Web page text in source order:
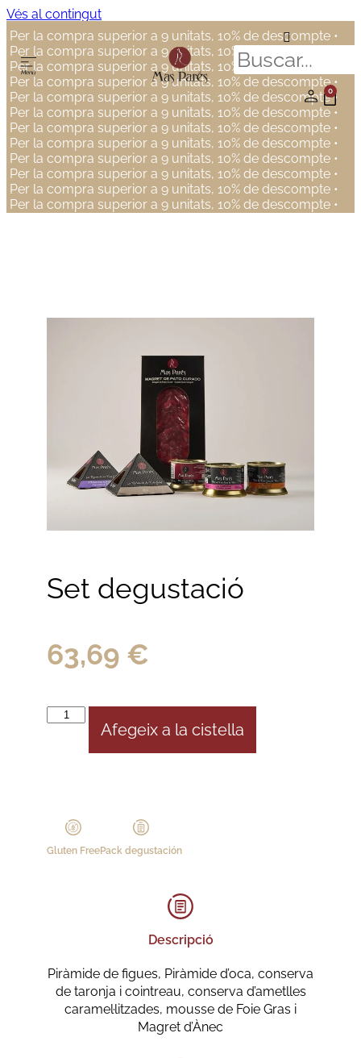
Vés al contingut
0
Per la compra superior a 9 unitats, 10% de descompte •
Per la compra superior a 9 unitats, 10% de descompte •
Per la compra superior a 9 unitats, 10% de descompte •
Per la compra superior a 9 unitats, 10% de descompte •
Per la compra superior a 9 unitats, 10% de descompte •
Per la compra superior a 9 unitats, 10% de descompte •
Per la compra superior a 9 unitats, 10% de descompte •
Per la compra superior a 9 unitats, 10% de descompte •
Per la compra superior a 9 unitats, 10% de descompte •
Per la compra superior a 9 unitats, 10% de descompte •
Per la compra superior a 9 unitats, 10% de descompte •
Per la compra superior a 9 unitats, 10% de descompte •
63,69 €
Afegeix a la cistella
Gluten FreePack degustación
Set degustació
Descripció
Piràmide de figues, Piràmide d’oca, conserva
de taronja i cointreau, conserva d’ametlles
caramel·litzades, mousse de Foie Gras i
Magret d’Ànec